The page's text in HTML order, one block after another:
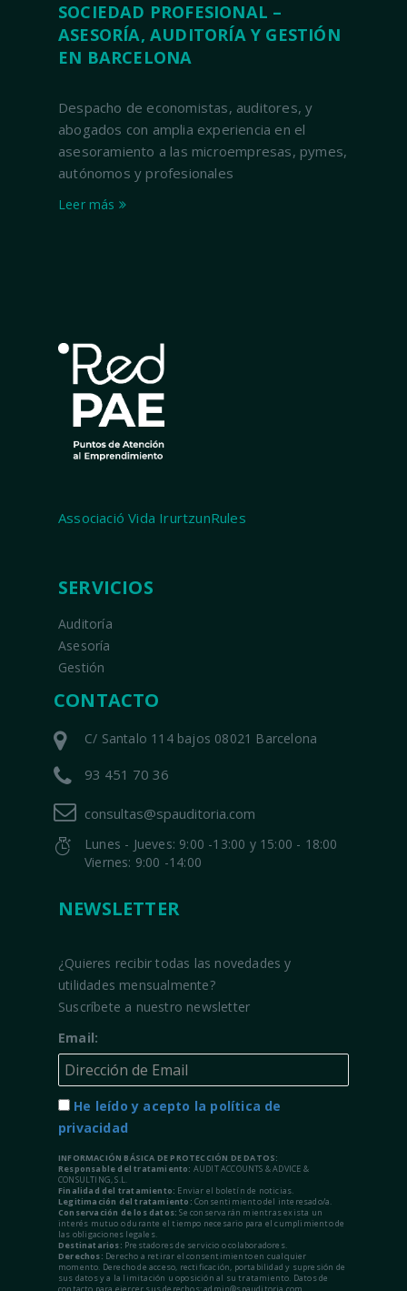
SOCIEDAD PROFESIONAL –
ASESORÍA, AUDITORÍA Y GESTIÓN
EN BARCELONA
Despacho de economistas, auditores, y
abogados con amplia experiencia en el
asesoramiento a las microempresas, pymes,
autónomos y profesionales
Leer más
Associació Vida IrurtzunRules
SERVICIOS
Auditoría
Asesoría
Gestión
CONTACTO
C/ Santalo 114 bajos 08021 Barcelona
93 451 70 36
consultas@spauditoria.com
Lunes - Jueves: 9:00 -13:00 y 15:00 - 18:00
Viernes: 9:00 -14:00
NEWSLETTER
¿Quieres recibir todas las novedades y
utilidades mensualmente?
Suscríbete a nuestro newsletter
Email:
He leído y acepto la política de
privacidad
INFORMACIÓN BÁSICA DE PROTECCIÓN DE DATOS:
Responsable del tratamiento: AUDIT ACCOUNTS & ADVICE &
CONSULTING, S.L.
Finalidad del tratamiento: Enviar el boletín de noticias.
Legitimación del tratamiento: Consentimiento del interesado/a.
Conservación de los datos: Se conservarán mientras exista un
interés mutuo o durante el tiempo necesario para el cumplimiento de
las obligaciones legales.
Destinatarios: Prestadores de servicio o colaboradores.
Derechos: Derecho a retirar el consentimiento en cualquier
momento. Derecho de acceso, rectificación, portabilidad y supresión de
sus datos y a la limitación u oposición al su tratamiento. Datos de